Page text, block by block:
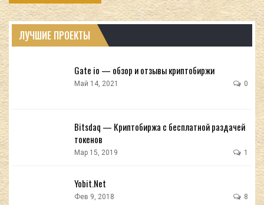
ЛУЧШИЕ ПРОЕКТЫ
Gate io — обзор и отзывы криптобиржи
Май 14, 2021 0
Bitsdaq — Криптобиржа с бесплатной раздачей
токенов
Мар 15, 2019 1
Yobit.Net
Фев 9, 2018 8